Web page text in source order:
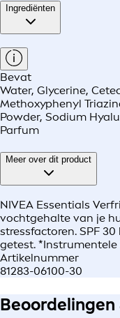
Ingrediënten
Bevat
Water, Glycerine,
Methoxyphenyl
Powder, Sodium
Parfum
Meer over dit product
NIVEA Essentials
vochtgehalte van je
stressfactoren. SPF
getest. *Instrumentele
Artikelnummer
81283-06100-30
Beoordelingen